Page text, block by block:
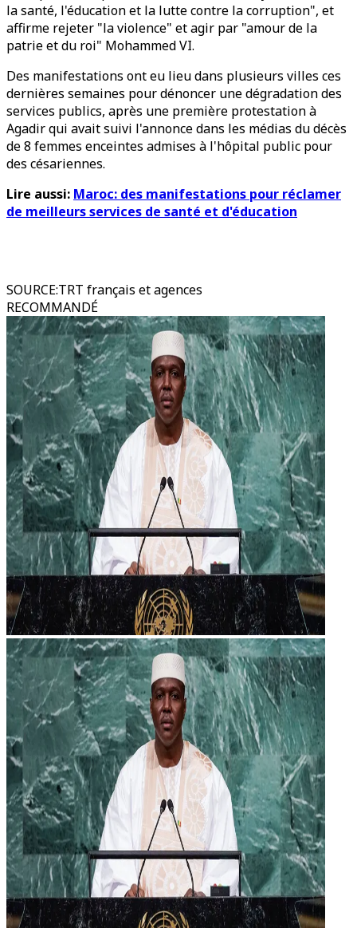
la santé, l'éducation et la lutte contre la corruption", et
affirme rejeter "la violence" et agir par "amour de la
patrie et du roi" Mohammed VI.
Des manifestations ont eu lieu dans plusieurs villes ces
dernières semaines pour dénoncer une dégradation des
services publics, après une première protestation à
Agadir qui avait suivi l'annonce dans les médias du décès
de 8 femmes enceintes admises à l'hôpital public pour
des césariennes.
Lire aussi: Maroc: des manifestations pour réclamer
de meilleurs services de santé et d'éducation
SOURCE:TRT français et agences
RECOMMANDÉ